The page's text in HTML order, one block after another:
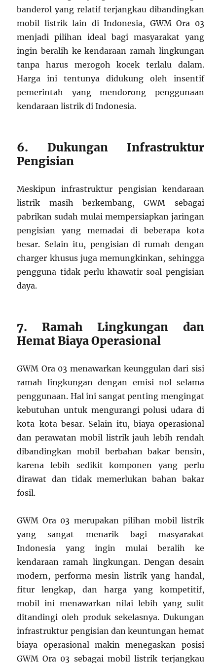
banderol yang relatif terjangkau dibandingkan
mobil listrik lain di Indonesia, GWM Ora 03
menjadi pilihan ideal bagi masyarakat yang
ingin beralih ke kendaraan ramah lingkungan
tanpa harus merogoh kocek terlalu dalam.
Harga ini tentunya didukung oleh insentif
pemerintah yang mendorong penggunaan
kendaraan listrik di Indonesia.
6. Dukungan Infrastruktur
Pengisian
Meskipun infrastruktur pengisian kendaraan
listrik masih berkembang, GWM sebagai
pabrikan sudah mulai mempersiapkan jaringan
pengisian yang memadai di beberapa kota
besar. Selain itu, pengisian di rumah dengan
charger khusus juga memungkinkan, sehingga
pengguna tidak perlu khawatir soal pengisian
daya.
7. Ramah Lingkungan dan
Hemat Biaya Operasional
GWM Ora 03 menawarkan keunggulan dari sisi
ramah lingkungan dengan emisi nol selama
penggunaan. Hal ini sangat penting mengingat
kebutuhan untuk mengurangi polusi udara di
kota-kota besar. Selain itu, biaya operasional
dan perawatan mobil listrik jauh lebih rendah
dibandingkan mobil berbahan bakar bensin,
karena lebih sedikit komponen yang perlu
dirawat dan tidak memerlukan bahan bakar
fosil.
GWM Ora 03 merupakan pilihan mobil listrik
yang sangat menarik bagi masyarakat
Indonesia yang ingin mulai beralih ke
kendaraan ramah lingkungan. Dengan desain
modern, performa mesin listrik yang handal,
fitur lengkap, dan harga yang kompetitif,
mobil ini menawarkan nilai lebih yang sulit
ditandingi oleh produk sekelasnya. Dukungan
infrastruktur pengisian dan keuntungan hemat
biaya operasional makin menegaskan posisi
GWM Ora 03 sebagai mobil listrik terjangkau